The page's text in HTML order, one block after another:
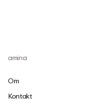
amina
Om
Kontakt